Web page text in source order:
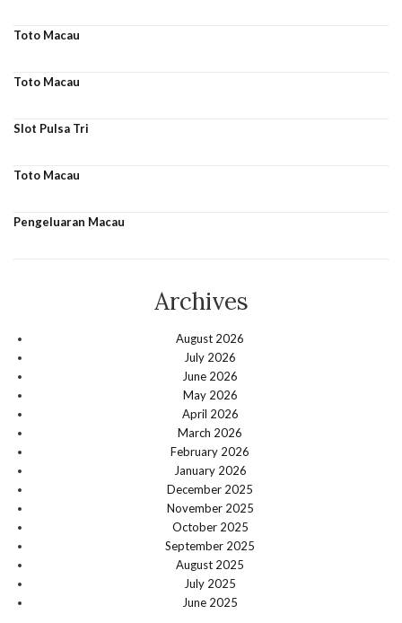
Toto Macau
Toto Macau
Slot Pulsa Tri
Toto Macau
Pengeluaran Macau
Archives
August 2026
July 2026
June 2026
May 2026
April 2026
March 2026
February 2026
January 2026
December 2025
November 2025
October 2025
September 2025
August 2025
July 2025
June 2025